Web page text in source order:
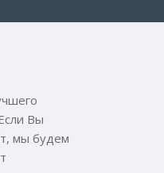
Вы
мы будем